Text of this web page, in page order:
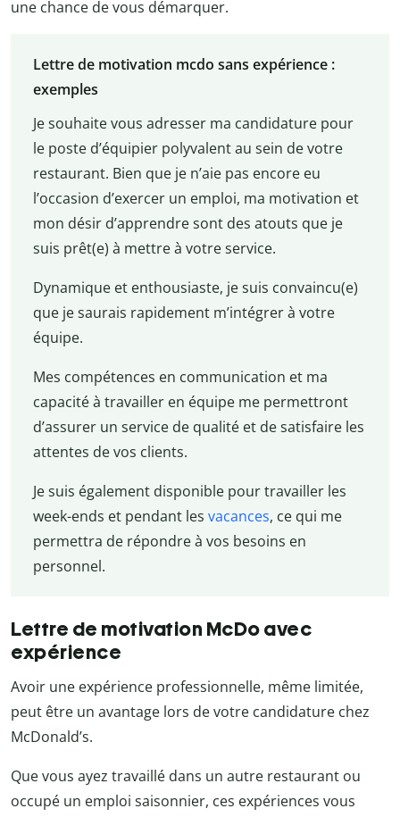
une chance de vous démarquer.
Lettre de motivation mcdo sans expérience :
exemples
Je souhaite vous adresser ma candidature pour
le poste d’équipier polyvalent au sein de votre
restaurant. Bien que je n’aie pas encore eu
l’occasion d’exercer un emploi, ma motivation et
mon désir d’apprendre sont des atouts que je
suis prêt(e) à mettre à votre service.
Dynamique et enthousiaste, je suis convaincu(e)
que je saurais rapidement m’intégrer à votre
équipe.
Mes compétences en communication et ma
capacité à travailler en équipe me permettront
d’assurer un service de qualité et de satisfaire les
attentes de vos clients.
Je suis également disponible pour travailler les
week-ends et pendant les vacances, ce qui me
permettra de répondre à vos besoins en
personnel.
Lettre de motivation McDo avec
expérience
Avoir une expérience professionnelle, même limitée,
peut être un avantage lors de votre candidature chez
McDonald’s.
Que vous ayez travaillé dans un autre restaurant ou
occupé un emploi saisonnier, ces expériences vous